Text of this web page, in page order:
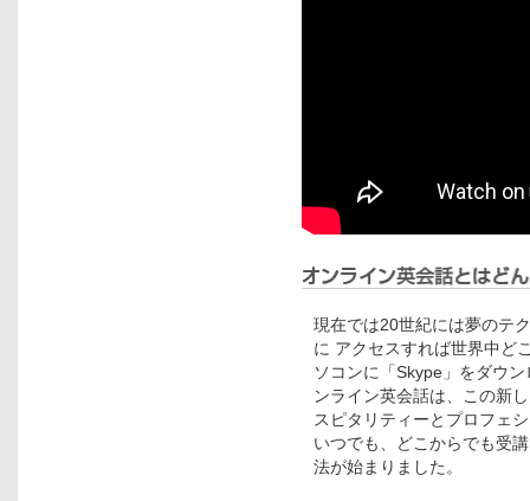
現在では20世紀には夢のテ
に アクセスすれば世界中ど
ソコンに「Skype」をダウ
ンライン英会話は、この新
スピタリティーとプロフェ
いつでも、どこからでも受
法が始まりました。